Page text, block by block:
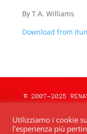
By T.A. Williams
Download from
© 2007-2025
Network|
Utilizziamo i cookie
l'esperienza più